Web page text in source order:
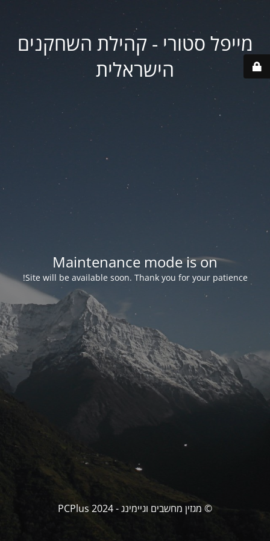
מייפל סטורי - קהילת השחקנים
הישראלית
Maintenance mode is on
Site will be available soon. Thank you for your patience!
© מגזין מחשבים וגיימינג - PCPlus 2024